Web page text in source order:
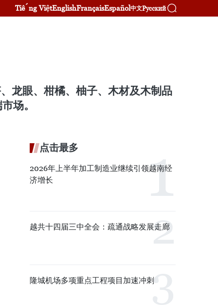
Tiếng ViệtEnglishFrançaisEspañol中文Русский
龙眼、柑橘、柚子、木材及木制品
场。
点击最多
2026年上半年加工制造业继续引领越南经
济增长
越共十四届三中全会：疏通战略发展走廊
隆城机场多项重点工程项目加速冲刺